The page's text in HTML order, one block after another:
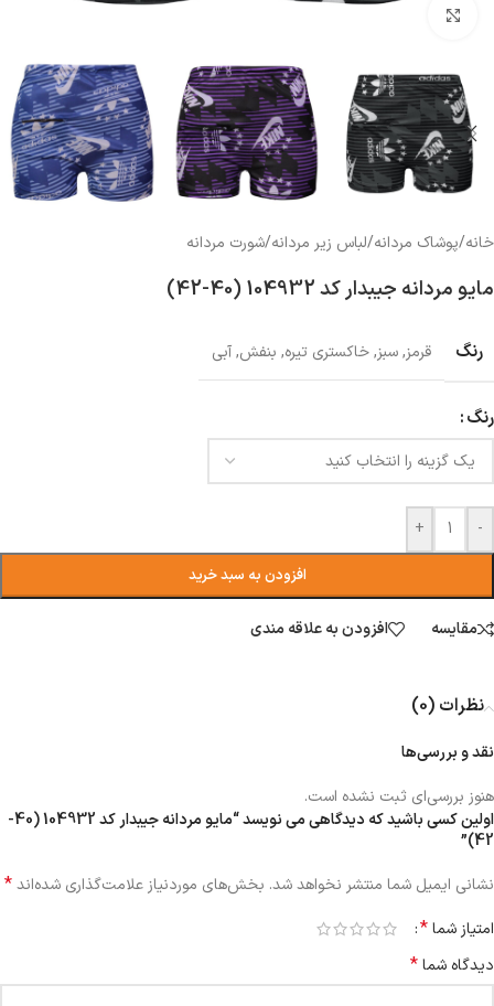
خانه/پوشاک مردانه/لباس زیر مردانه/شورت مردانه
مایو مردانه جیبدار کد 104932 (40-42)
رنگ قرمز,سبز,خاکستری تیره, بنفش,آبی
رنگ
-
+
افزودن به سبد خرید
مقایسه افزودن به علاقه مندی
نظرات (0)
نقد و بررسی‌ها
هنوز بررسی‌ای ثبت نشده است.
اولین کسی باشید که دیدگاهی می نویسد “مایو مردانه جیبدار کد 104932 (40-
42)”
نشانی ایمیل شما منتشر نخواهد شد. بخش‌های موردنیاز علامت‌گذاری شده‌اند*
امتیاز شما*
دیدگاه شما*